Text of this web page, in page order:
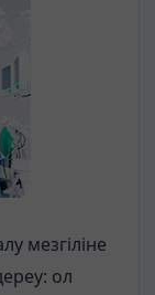
мезгіліне
ол